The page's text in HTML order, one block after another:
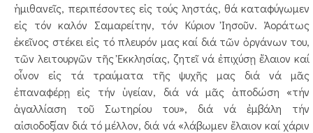
ἡμιθανεῖς, περιπέσοντες εἰς τούς ληστάς, θά καταφύγωμεν
εἰς τόν καλόν Σαμαρείτην, τόν Κύριον Ἰησοῦν. Ἀοράτως
ἐκεῖνος στέκει εἰς τό πλευρόν μας καί διά τῶν ὀργάνων του,
τῶν λειτουργῶν τῆς Ἐκκλησίας, ζητεῖ νά ἐπιχύσῃ ἔλαιον καί
οἶνον εἰς τά τραύματα τῆς ψυχῆς μας διά νά μᾶς
ἐπαναφέρῃ εἰς τήν ὑγείαν, διά νά μᾶς ἀποδώση «τήν
ἀγαλλίαση τοῦ Σωτηρίου του», διά νά ἐμβάλη τήν
αἰσιοδοξίαν διά τό μέλλον, διά νά «λάβωμεν ἔλαιον καί χάριν